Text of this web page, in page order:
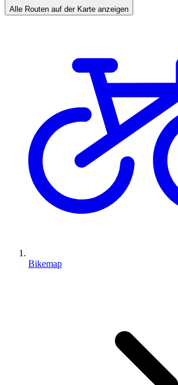
Alle Routen auf der Karte anzeigen
Bikemap